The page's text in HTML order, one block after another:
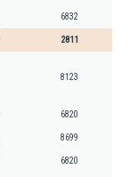
6832
2811
8123
6820
8699
6820